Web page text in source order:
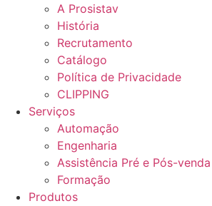
A Prosistav
História
Recrutamento
Catálogo
Política de Privacidade
CLIPPING
Serviços
Automação
Engenharia
Assistência Pré e Pós-venda
Formação
Produtos